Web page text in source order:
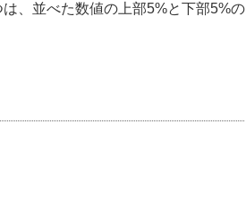
、並べた数値の上部5%と下部5%の